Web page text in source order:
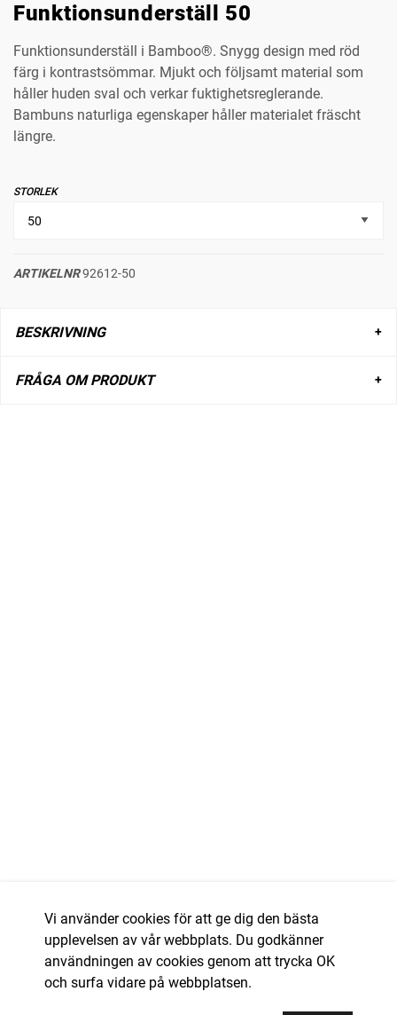
Funktionsunderställ 50
Funktionsunderställ i Bamboo®. Snygg design med röd
färg i kontrastsömmar. Mjukt och följsamt material som
håller huden sval och verkar fuktighetsreglerande.
Bambuns naturliga egenskaper håller materialet fräscht
längre.
STORLEK
ARTIKELNR92612-50
BESKRIVNING
FRÅGA OM PRODUKT
Vi använder cookies för att ge dig den bästa
upplevelsen av vår webbplats. Du godkänner
användningen av cookies genom att trycka OK
och surfa vidare på webbplatsen.